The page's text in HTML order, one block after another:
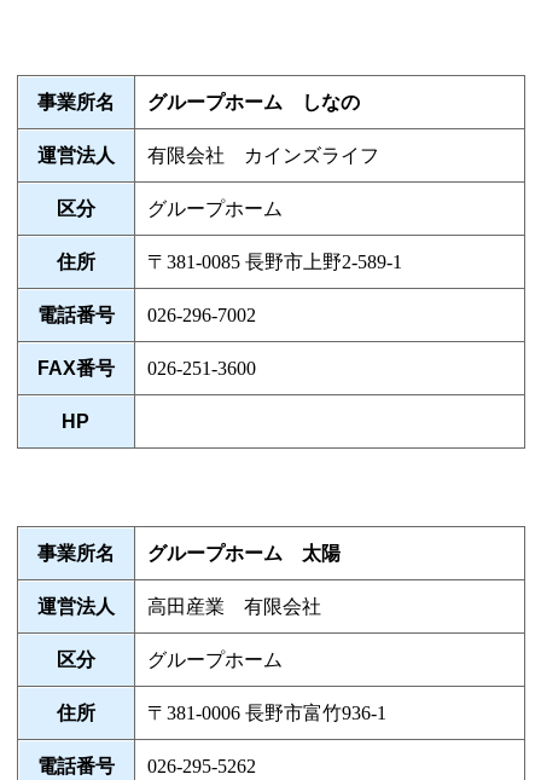
事業所名 グループホーム しなの
運営法人 有限会社 カインズライフ
区分 グループホーム
住所 〒381-0085 長野市上野2-589-1
電話番号 026-296-7002
FAX番号 026-251-3600
HP
事業所名 グループホーム 太陽
運営法人 高田産業 有限会社
区分 グループホーム
住所 〒381-0006 長野市富竹936-1
電話番号 026-295-5262